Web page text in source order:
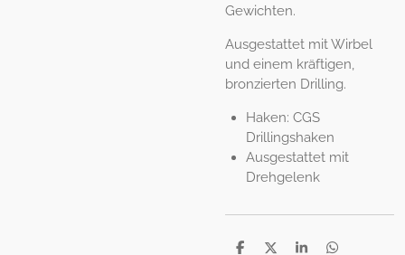
Gewichten.
Ausgestattet mit Wirbel
und einem kräftigen,
bronzierten Drilling.
Haken: CGS
Drillingshaken
Ausgestattet mit
Drehgelenk